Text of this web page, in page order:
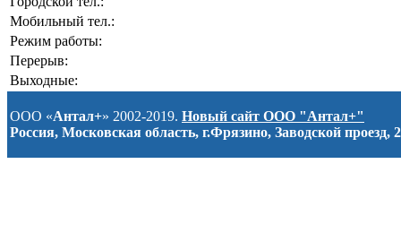
Мобильный тел.:
Режим работы:
Перерыв:
Выходные:
ООО «Антал+» 2002-2019. Новый сайт ООО "Антал+"
Россия, Московская область, г.Фрязино, Заводской проезд, 2